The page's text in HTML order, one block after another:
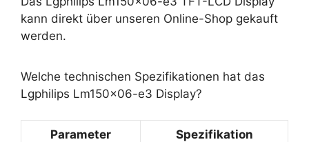
kann direkt über unseren Online-Shop gekauft
werden.
Welche technischen Spezifikationen hat das
Lgphilips Lm150x06-e3 Display?
Parameter Spezifikation